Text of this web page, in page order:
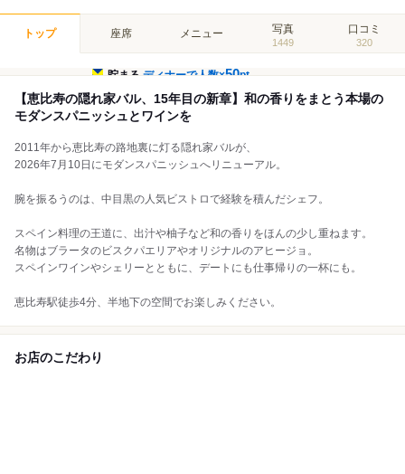
トップ 座席 メニュー 写真
1449
口コミ
320
貯まるディナーで人数×50pt
【恵比寿の隠れ家バル、15年目の新章】和の香りをまとう本場の
モダンスパニッシュとワインを
2011年から恵比寿の路地裏に灯る隠れ家バルが、
2026年7月10日にモダンスパニッシュへリニューアル。
腕を振るうのは、中目黒の人気ビストロで経験を積んだシェフ。
スペイン料理の王道に、出汁や柚子など和の香りをほんの少し重ねます。
名物はブラータのビスクパエリアやオリジナルのアヒージョ。
スペインワインやシェリーとともに、デートにも仕事帰りの一杯にも。
恵比寿駅徒歩4分、半地下の空間でお楽しみください。
お店のこだわり